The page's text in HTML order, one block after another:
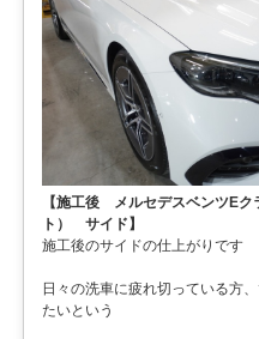
【施工後 メルセデスベンツEク
ト） サイド】
施工後のサイドの仕上がりです
日々の洗車に疲れ切っている方
たいという